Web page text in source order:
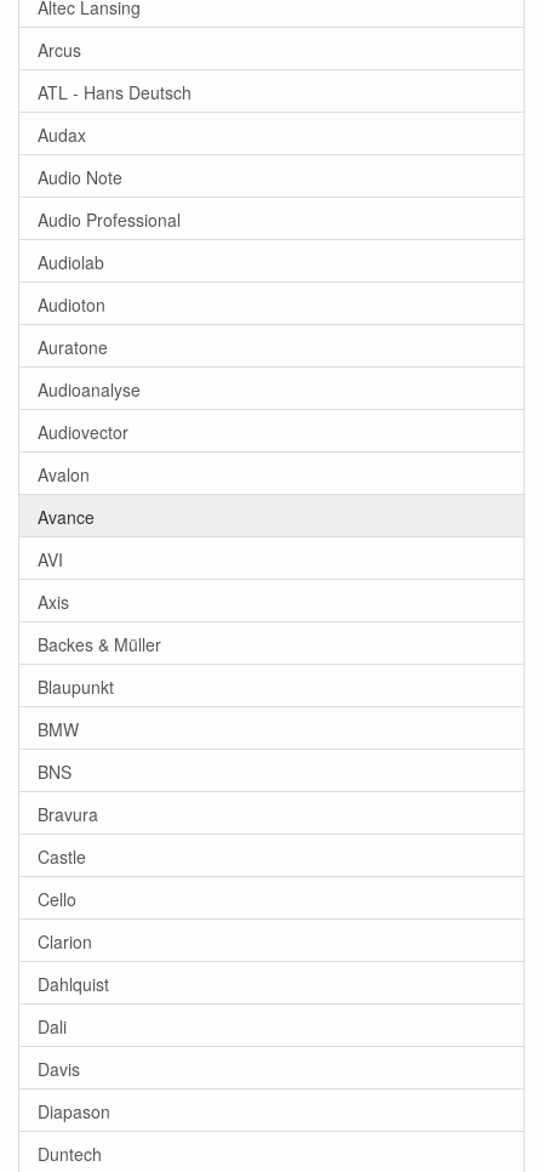
Altec Lansing
Arcus
ATL - Hans Deutsch
Audax
Audio Note
Audio Professional
Audiolab
Audioton
Auratone
Audioanalyse
Audiovector
Avalon
Avance
AVI
Axis
Backes & Müller
Blaupunkt
BMW
BNS
Bravura
Castle
Cello
Clarion
Dahlquist
Dali
Davis
Diapason
Duntech